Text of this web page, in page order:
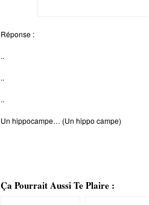
Réponse :
..
..
..
Un hippocampe… (Un hippo campe)
Ça Pourrait Aussi Te Plaire :